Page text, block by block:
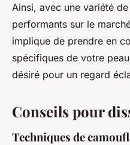
Ainsi, avec une variété
performants sur le
implique de prendre en
spécifiques de votre
désiré pour un regard
Conseils pour
Techniques de